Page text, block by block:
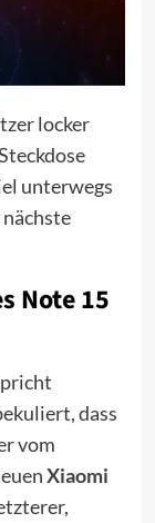
locker
unterwegs
Note 15
dass
vom
Xiaomi